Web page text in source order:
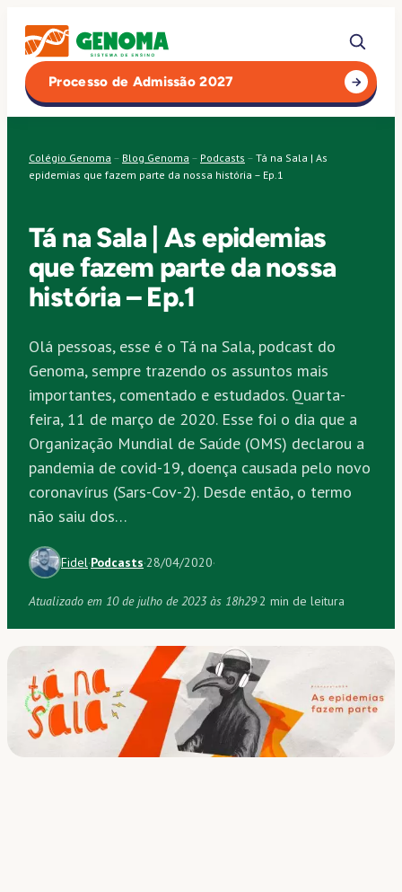
para
conteúdo
Processo de Admissão 2027
Colégio Genoma – Blog Genoma – Podcasts – Tá na Sala | As
epidemias que fazem parte da nossa história – Ep.1
Tá na Sala | As epidemias
que fazem parte da nossa
história – Ep.1
Olá pessoas, esse é o Tá na Sala, podcast do
Genoma, sempre trazendo os assuntos mais
importantes, comentado e estudados. Quarta-
feira, 11 de março de 2020. Esse foi o dia que a
Organização Mundial de Saúde (OMS) declarou a
pandemia de covid-19, doença causada pelo novo
coronavírus (Sars-Cov-2). Desde então, o termo
não saiu dos…
Fidel·Podcasts·28/04/2020·
Atualizado em 10 de julho de 2023 às 18h29·2 min de leitura